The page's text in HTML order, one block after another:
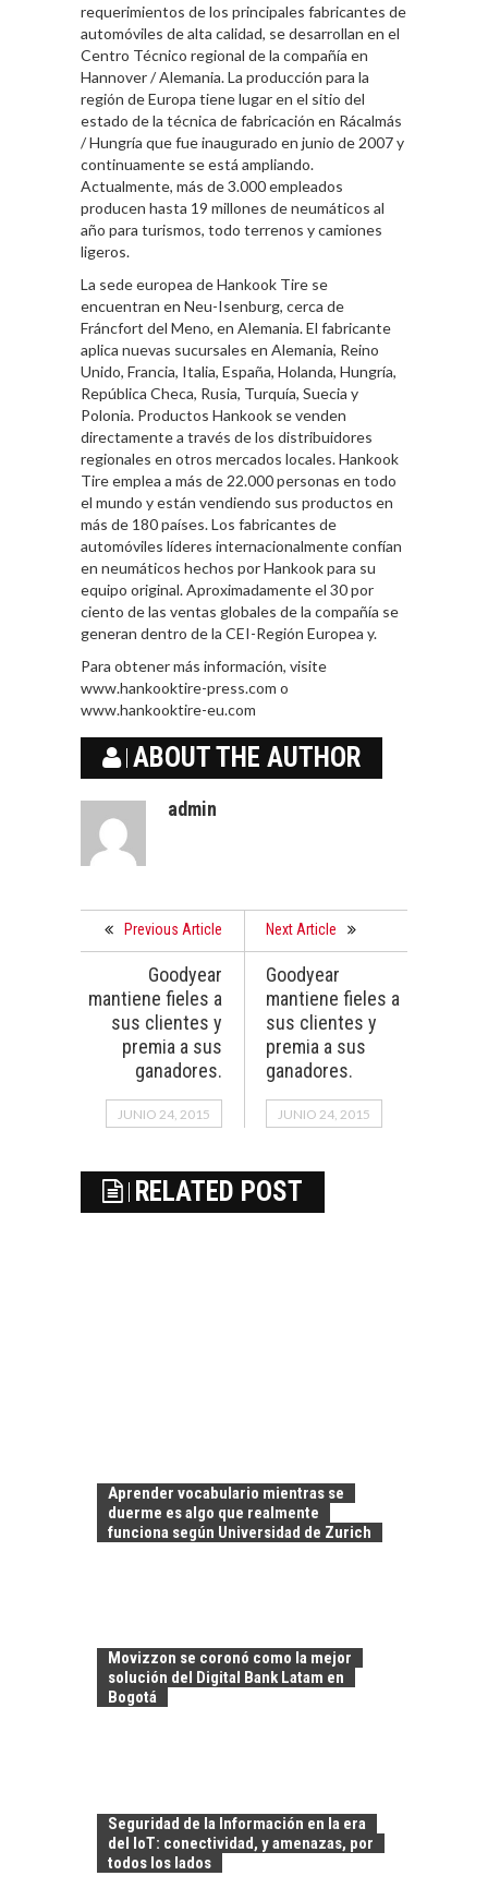
requerimientos de los principales fabricantes de
automóviles de alta calidad, se desarrollan en el
Centro Técnico regional de la compañía en
Hannover / Alemania. La producción para la
región de Europa tiene lugar en el sitio del
estado de la técnica de fabricación en Rácalmás
/ Hungría que fue inaugurado en junio de 2007 y
continuamente se está ampliando.
Actualmente, más de 3.000 empleados
producen hasta 19 millones de neumáticos al
año para turismos, todo terrenos y camiones
ligeros.
La sede europea de Hankook Tire se
encuentran en Neu-Isenburg, cerca de
Fráncfort del Meno, en Alemania. El fabricante
aplica nuevas sucursales en Alemania, Reino
Unido, Francia, Italia, España, Holanda, Hungría,
República Checa, Rusia, Turquía, Suecia y
Polonia. Productos Hankook se venden
directamente a través de los distribuidores
regionales en otros mercados locales. Hankook
Tire emplea a más de 22.000 personas en todo
el mundo y están vendiendo sus productos en
más de 180 países. Los fabricantes de
automóviles líderes internacionalmente confían
en neumáticos hechos por Hankook para su
equipo original. Aproximadamente el 30 por
ciento de las ventas globales de la compañía se
generan dentro de la CEI-Región Europea y.
Para obtener más información, visite
www.hankooktire-press.com o
www.hankooktire-eu.com
ABOUT THE AUTHOR
admin
Previous Article
Goodyear
mantiene fieles a
sus clientes y
premia a sus
ganadores.
JUNIO 24, 2015
Next Article
Goodyear
mantiene fieles a
sus clientes y
premia a sus
ganadores.
JUNIO 24, 2015
RELATED POST
Aprender vocabulario mientras se
duerme es algo que realmente
funciona según Universidad de Zurich
Movizzon se coronó como la mejor
solución del Digital Bank Latam en
Bogotá
Seguridad de la Información en la era
del IoT: conectividad, y amenazas, por
todos los lados
DIGITALES
EXPORTADOS DESDE